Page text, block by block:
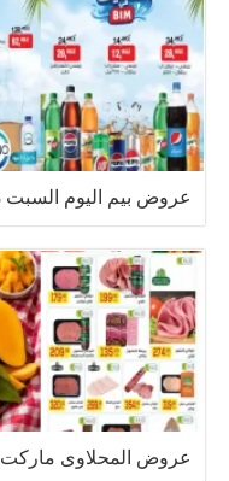
عروض بيم اليوم السبت 8 – 31 اغسطس 2026
عروض المحلاوى ماركت 8 – 25 أغسطس 2026